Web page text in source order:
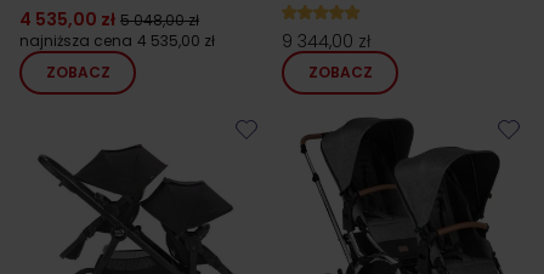
4 535,00 zł 5 048,00 zł
najniższa cena 4 535,00 zł
ZOBACZ
9 344,00 zł
ZOBACZ